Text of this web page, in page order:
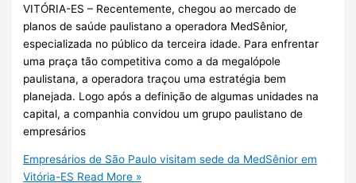
VITÓRIA-ES – Recentemente, chegou ao mercado de
planos de saúde paulistano a operadora MedSênior,
especializada no público da terceira idade. Para enfrentar
uma praça tão competitiva como a da megalópole
paulistana, a operadora traçou uma estratégia bem
planejada. Logo após a definição de algumas unidades na
capital, a companhia convidou um grupo paulistano de
empresários
Empresários de São Paulo visitam sede da MedSênior em
Vitória-ES Read More »